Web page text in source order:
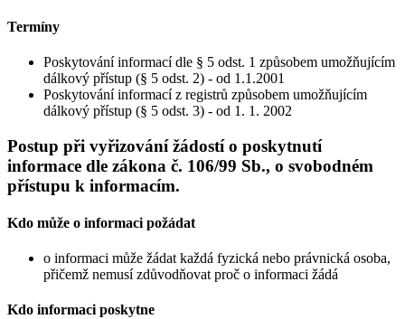
Termíny
Poskytování informací dle § 5 odst. 1 způsobem umožňujícím
dálkový přístup (§ 5 odst. 2) - od 1.1.2001
Poskytování informací z registrů způsobem umožňujícím
dálkový přístup (§ 5 odst. 3) - od 1. 1. 2002
Postup při vyřizování žádostí o poskytnutí
informace dle zákona č. 106/99 Sb., o svobodném
přístupu k informacím.
Kdo může o informaci požádat
o informaci může žádat každá fyzická nebo právnická osoba,
přičemž nemusí zdůvodňovat proč o informaci žádá
Kdo informaci poskytne